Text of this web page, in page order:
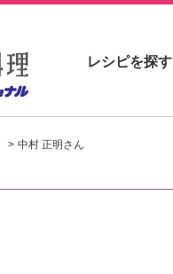
し
レシピを探す
中村 正明さん